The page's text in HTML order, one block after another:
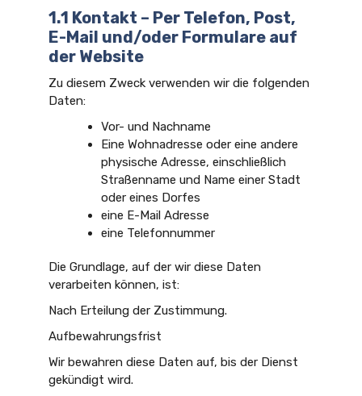
1.1 Kontakt – Per Telefon, Post,
E-Mail und/oder Formulare auf
der Website
Zu diesem Zweck verwenden wir die folgenden
Daten:
Vor- und Nachname
Eine Wohnadresse oder eine andere
physische Adresse, einschließlich
Straßenname und Name einer Stadt
oder eines Dorfes
eine E-Mail Adresse
eine Telefonnummer
Die Grundlage, auf der wir diese Daten
verarbeiten können, ist:
Nach Erteilung der Zustimmung.
Aufbewahrungsfrist
Wir bewahren diese Daten auf, bis der Dienst
gekündigt wird.